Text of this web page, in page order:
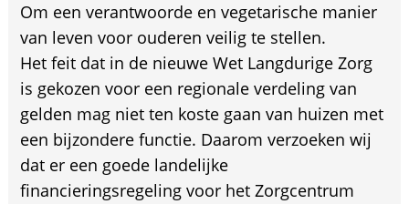
Om een verantwoorde en vegetarische manier
van leven voor ouderen veilig te stellen.
Het feit dat in de nieuwe Wet Langdurige Zorg
is gekozen voor een regionale verdeling van
gelden mag niet ten koste gaan van huizen met
een bijzondere functie. Daarom verzoeken wij
dat er een goede landelijke
financieringsregeling voor het Zorgcentrum